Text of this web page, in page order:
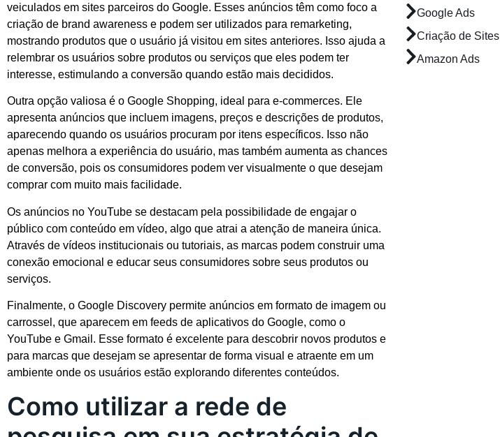
veiculados em sites parceiros do Google. Esses anúncios têm como foco a
criação de brand awareness e podem ser utilizados para remarketing,
mostrando produtos que o usuário já visitou em sites anteriores. Isso ajuda a
relembrar os usuários sobre produtos ou serviços que eles podem ter
interesse, estimulando a conversão quando estão mais decididos.
Outra opção valiosa é o Google Shopping, ideal para e-commerces. Ele
apresenta anúncios que incluem imagens, preços e descrições de produtos,
aparecendo quando os usuários procuram por itens específicos. Isso não
apenas melhora a experiência do usuário, mas também aumenta as chances
de conversão, pois os consumidores podem ver visualmente o que desejam
comprar com muito mais facilidade.
Os anúncios no YouTube se destacam pela possibilidade de engajar o
público com conteúdo em vídeo, algo que atrai a atenção de maneira única.
Através de vídeos institucionais ou tutoriais, as marcas podem construir uma
conexão emocional e educar seus consumidores sobre seus produtos ou
serviços.
Finalmente, o Google Discovery permite anúncios em formato de imagem ou
carrossel, que aparecem em feeds de aplicativos do Google, como o
YouTube e Gmail. Esse formato é excelente para descobrir novos produtos e
para marcas que desejam se apresentar de forma visual e atraente em um
ambiente onde os usuários estão explorando diferentes conteúdos.
Como utilizar a rede de
Google Ads
Criação de Sites
Amazon Ads